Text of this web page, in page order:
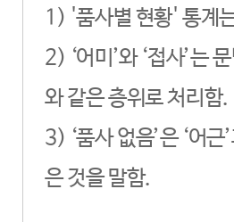
1) '품사별 현황' 통계
2) ‘어미’와 ‘접사’는
와 같은 층위로 처리함.
3) ‘품사 없음’은 ‘어
은 것을 말함.